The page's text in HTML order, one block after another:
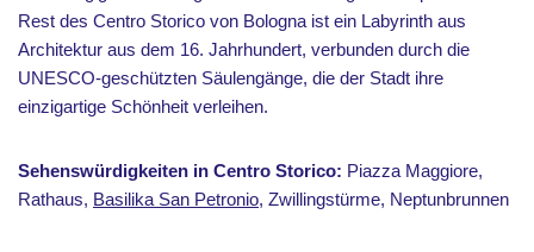
Rest des Centro Storico von Bologna ist ein Labyrinth aus
Architektur aus dem 16. Jahrhundert, verbunden durch die
UNESCO-geschützten Säulengänge, die der Stadt ihre
einzigartige Schönheit verleihen.
Sehenswürdigkeiten in Centro Storico: Piazza Maggiore,
Rathaus, Basilika San Petronio, Zwillingstürme, Neptunbrunnen